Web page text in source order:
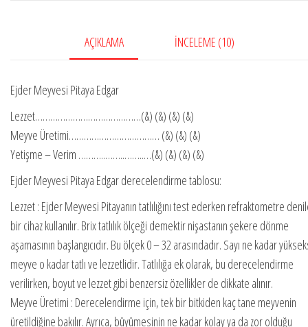
AÇIKLAMA İNCELEME (10)
Ejder Meyvesi Pitaya Edgar
Lezzet……………………………………(&) (&) (&) (&)
Meyve Üretimi……………………………… (&) (&) (&)
Yetişme – Verim ………..……..……..…(&) (&) (&) (&)
Ejder Meyvesi Pitaya Edgar derecelendirme tablosu:
Lezzet : Ejder Meyvesi Pitayanın tatlılığını test ederken refraktometre
bir cihaz kullanılır. Brix tatlılık ölçeği demektir nişastanın şekere dönme
aşamasının başlangıcıdır. Bu ölçek 0 – 32 arasındadır. Sayı ne kadar
meyve o kadar tatlı ve lezzetlidir. Tatlılığa ek olarak, bu derecelendirme
verilirken, boyut ve lezzet gibi benzersiz özellikler de dikkate alınır.
Meyve Üretimi : Derecelendirme için, tek bir bitkiden kaç tane meyvenin
üretildiğine bakılır. Ayrıca, büyümesinin ne kadar kolay ya da zor olduğu